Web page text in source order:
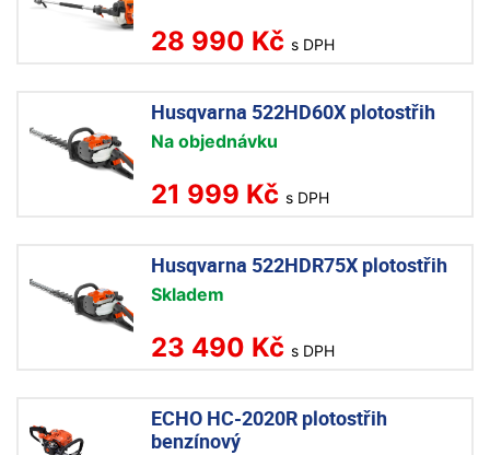
28 990 Kč s DPH
Husqvarna 522HD60X plotostřih
Na objednávku
21 999 Kč s DPH
Husqvarna 522HDR75X plotostřih
Skladem
23 490 Kč s DPH
ECHO HC-2020R plotostřih
benzínový